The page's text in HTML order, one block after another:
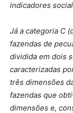
indicadores
Já a categoria C
fazendas de
dividida em dois
caracterizadas
três dimensões
fazendas que
dimensões e,